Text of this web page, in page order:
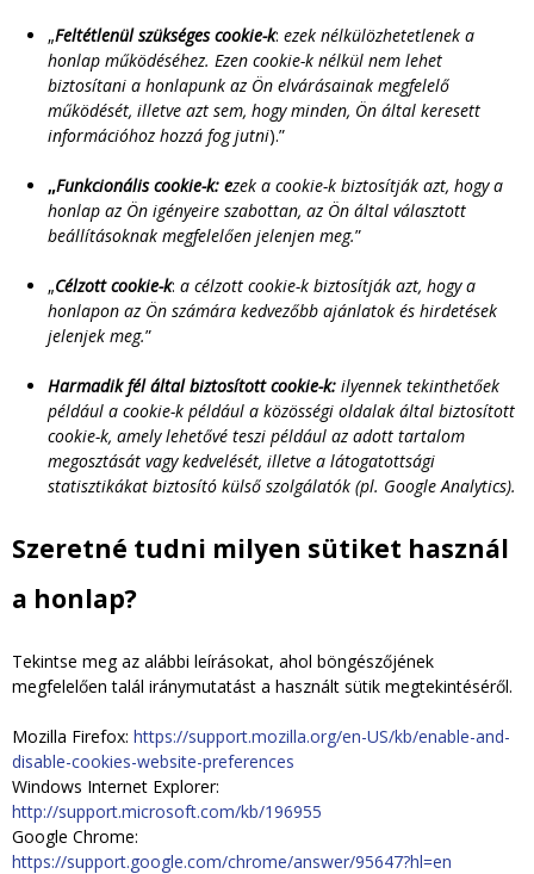
„Feltétlenül szükséges cookie-k: ezek nélkülözhetetlenek a
honlap működéséhez. Ezen cookie-k nélkül nem lehet
biztosítani a honlapunk az Ön elvárásainak megfelelő
működését, illetve azt sem, hogy minden, Ön által keresett
információhoz hozzá fog jutni).”
„Funkcionális cookie-k: ezek a cookie-k biztosítják azt, hogy a
honlap az Ön igényeire szabottan, az Ön által választott
beállításoknak megfelelően jelenjen meg.”
„Célzott cookie-k: a célzott cookie-k biztosítják azt, hogy a
honlapon az Ön számára kedvezőbb ajánlatok és hirdetések
jelenjek meg.”
Harmadik fél által biztosított cookie-k: ilyennek tekinthetőek
például a cookie-k például a közösségi oldalak által biztosított
cookie-k, amely lehetővé teszi például az adott tartalom
megosztását vagy kedvelését, illetve a látogatottsági
statisztikákat biztosító külső szolgálatók (pl. Google Analytics).
Szeretné tudni milyen sütiket használ
a honlap?
Tekintse meg az alábbi leírásokat, ahol böngészőjének
megfelelően talál iránymutatást a használt sütik megtekintéséről.
Mozilla Firefox: https://support.mozilla.org/en-US/kb/enable-and-
disable-cookies-website-preferences
Windows Internet Explorer:
http://support.microsoft.com/kb/196955
Google Chrome:
https://support.google.com/chrome/answer/95647?hl=en